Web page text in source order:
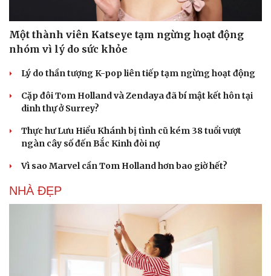
Một thành viên Katseye tạm ngừng hoạt động
nhóm vì lý do sức khỏe
Lý do thần tượng K-pop liên tiếp tạm ngừng hoạt động
Cặp đôi Tom Holland và Zendaya đã bí mật kết hôn tại
dinh thự ở Surrey?
Thực hư Lưu Hiểu Khánh bị tình cũ kém 38 tuổi vượt
ngàn cây số đến Bắc Kinh đòi nợ
Vì sao Marvel cần Tom Holland hơn bao giờ hết?
NHÀ ĐẸP